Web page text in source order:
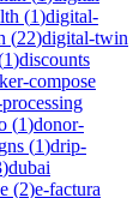
(1)digital-
(22)digital-twin
1)discounts
compose
(1)donor-
(1)drip-
)dubai
(2)e-factura